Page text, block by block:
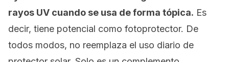
rayos UV cuando se usa de forma tópica. Es
decir, tiene potencial como fotoprotector. De
todos modos, no reemplaza el uso diario de